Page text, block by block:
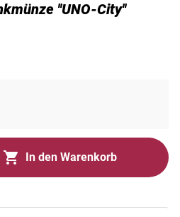
''UNO-City''
In den Warenkorb